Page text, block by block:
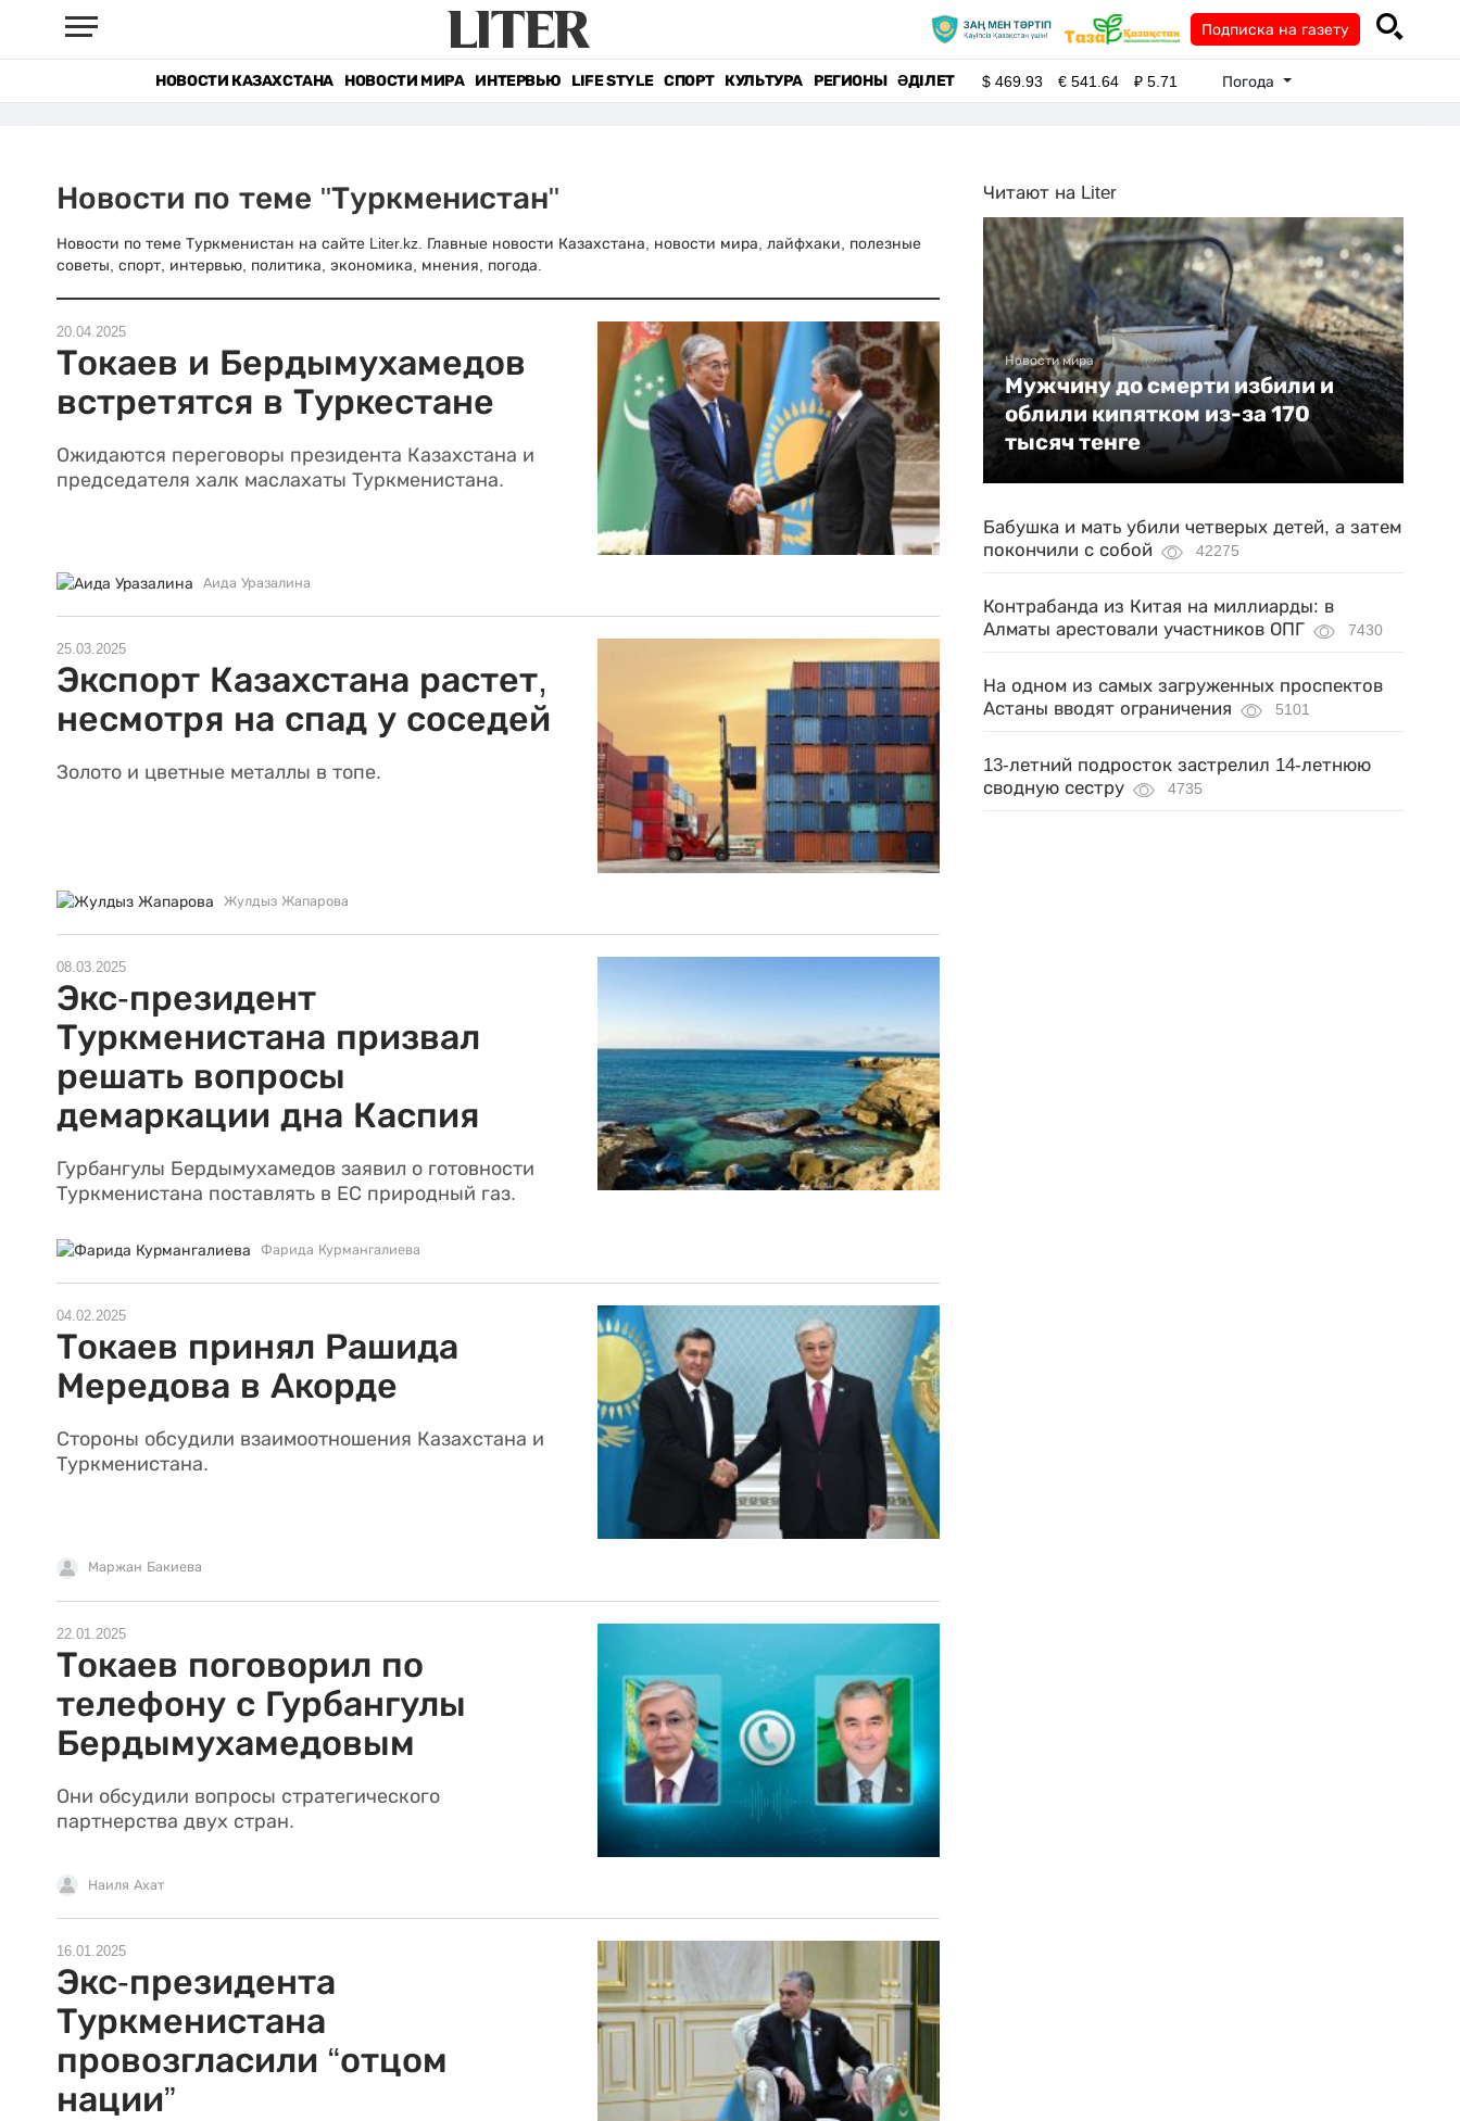
Подписка на газету
НОВОСТИ КАЗАХСТАНА НОВОСТИ МИРА ИНТЕРВЬЮ LIFE STYLE СПОРТ КУЛЬТУРА РЕГИОНЫ ӘДІЛЕТ $469.93 €541.64 ₽5.71 Погода
Новости по теме "Туркменистан"
Новости по теме Туркменистан на сайте Liter.kz. Главные новости Казахстана, новости мира, лайфхаки, полезные
советы, спорт, интервью, политика, экономика, мнения, погода.
20.04.2025
Токаев и Бердымухамедов
встретятся в Туркестане
Ожидаются переговоры президента Казахстана и
председателя халк маслахаты Туркменистана.
Аида Уразалина
25.03.2025
Экспорт Казахстана растет,
несмотря на спад у соседей
Золото и цветные металлы в топе.
Жулдыз Жапарова
08.03.2025
Экс-президент
Туркменистана призвал
решать вопросы
демаркации дна Каспия
Гурбангулы Бердымухамедов заявил о готовности
Туркменистана поставлять в ЕС природный газ.
Фарида Курмангалиева
04.02.2025
Токаев принял Рашида
Мередова в Акорде
Стороны обсудили взаимоотношения Казахстана и
Туркменистана.
Маржан Бакиева
22.01.2025
Токаев поговорил по
телефону с Гурбангулы
Бердымухамедовым
Они обсудили вопросы стратегического
партнерства двух стран.
Наиля Ахат
16.01.2025
Экс-президента
Туркменистана
провозгласили “отцом
нации”
Читают на Liter
Новости мира
Мужчину до смерти избили и
облили кипятком из-за 170
тысяч тенге
Бабушка и мать убили четверых детей, а затем
покончили с собой
42275
Контрабанда из Китая на миллиарды: в
Алматы арестовали участников ОПГ
7430
На одном из самых загруженных проспектов
Астаны вводят ограничения
5101
13-летний подросток застрелил 14-летнюю
сводную сестру
4735